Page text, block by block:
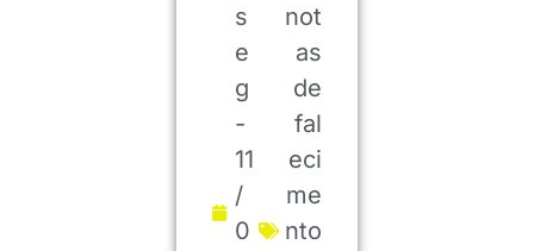
s
e
g
-
11
/
0
not
as
de
fal
eci
me
nto